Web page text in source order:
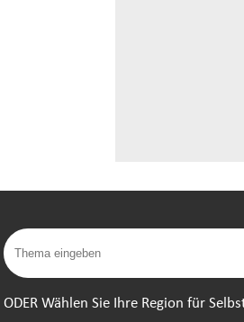
ODER Wählen Sie Ihre Region für